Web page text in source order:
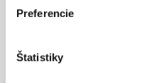
Preferencie
Štatistiky
poradia a
ponuku podľa